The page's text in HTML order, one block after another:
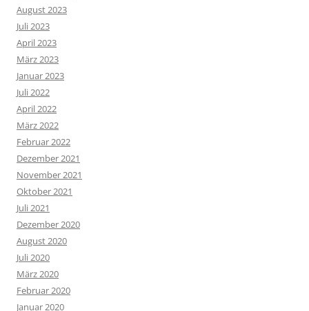
August 2023
Juli 2023
April 2023
März 2023
Januar 2023
Juli 2022
April 2022
März 2022
Februar 2022
Dezember 2021
November 2021
Oktober 2021
Juli 2021
Dezember 2020
August 2020
Juli 2020
März 2020
Februar 2020
Januar 2020